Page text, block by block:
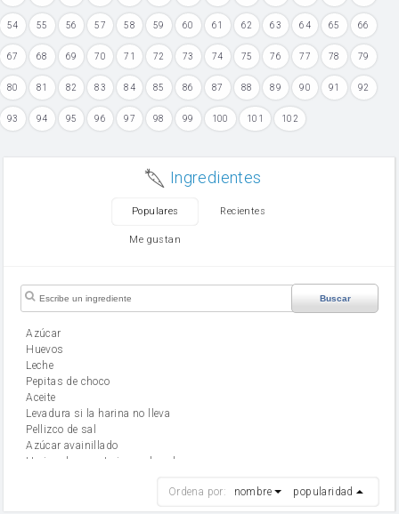
54 55 56 57 58 59 60 61 62 63 64 65 66
67 68 69 70 71 72 73 74 75 76 77 78 79
80 81 82 83 84 85 86 87 88 89 90 91 92
93 94 95 96 97 98 99 100 101 102
Ingredientes
Populares Recientes
Me gustan
Buscar
Azúcar
huevos
leche
Pepitas de choco
aceite
Levadura si la harina no lleva
Pellizco de sal
Azúcar avainillado
Harina de reposteria con levadura
mantequilla
Ordena por: nombre popularidad